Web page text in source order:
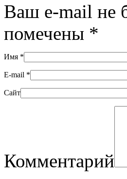
Ваш e-mail не
помечены *
Имя *
E-mail *
Сайт
Комментарий